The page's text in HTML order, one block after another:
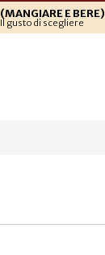
(MANGIARE E BERE)
Il gusto di scegliere